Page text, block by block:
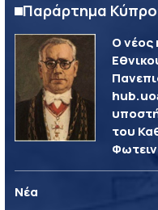
Παράρτημα
Ο νέος
του
Νέα